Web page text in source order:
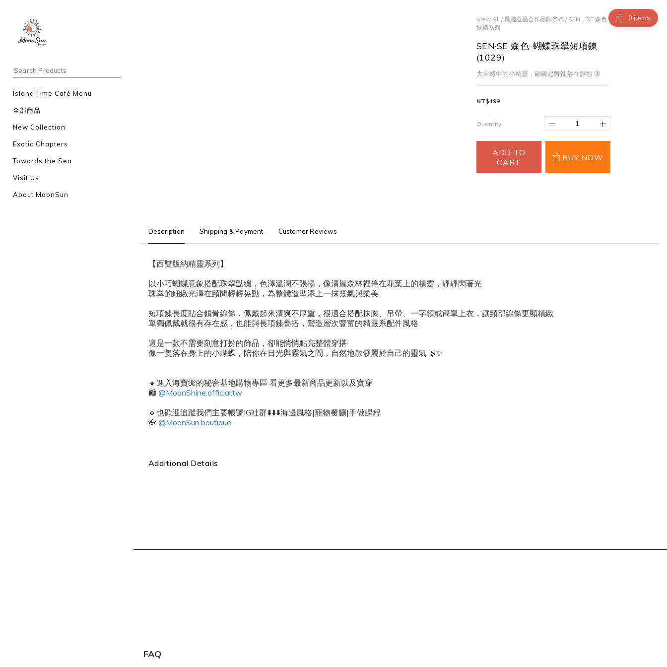
Island Time Café Menu
全部商品
New Collection
Exotic Chapters
Towards the Sea
Visit Us
About MoonSun
items
View All /異國選品合作品牌🧑‍🎨 / SEN．SE 森色
妖精系列
SEN·SE 森色-蝴蝶珠翠短項鍊
(1029)
大自然中的小精靈，翩翩起舞卻落在脖頸 🦋
NT$499
Quantity
ADD TO
CART
BUY NOW
Description Shipping & Payment Customer Reviews
【西雙版納精靈系列】
以小巧蝴蝶意象搭配珠翠點綴，色澤溫潤不張揚，像清晨森林裡停在花葉上的精靈，靜靜閃著光
珠翠的細緻光澤在頸間輕輕晃動，為整體造型添上一抹靈氣與柔美
短項鍊長度貼合鎖骨線條，佩戴起來清爽不厚重，很適合搭配抹胸、吊帶、一字領或簡單上衣，讓頸部線條更顯精緻
單獨佩戴就很有存在感，也能與長項鍊疊搭，營造層次豐富的精靈系配件風格
這是一款不需要刻意打扮的飾品，卻能悄悄點亮整體穿搭
像一隻落在身上的小蝴蝶，陪你在日光與霧氣之間，自然地散發屬於自己的靈氣 🌿✨
🔹進入海寶🌺的秘密基地購物專區 看更多最新商品更新以及實穿
🛍️ @MoonShine.official.tw
🔹也歡迎追蹤我們主要帳號IG社群⬇️⬇️⬇️海邊風格|寵物餐廳|手做課程
🌺 @MoonSun.boutique
Additional Details
FAQ